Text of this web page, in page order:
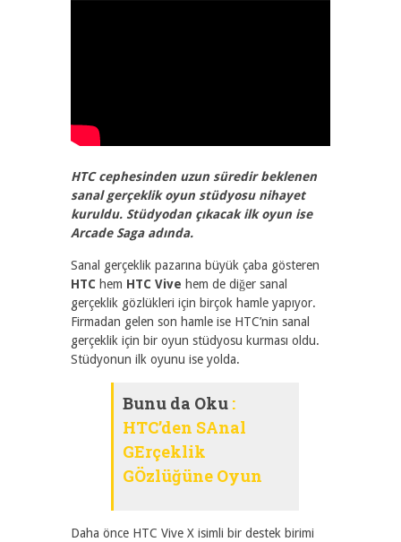
HTC cephesinden uzun süredir beklenen
sanal gerçeklik oyun stüdyosu nihayet
kuruldu. Stüdyodan çıkacak ilk oyun ise
Arcade Saga adında.
Sanal gerçeklik pazarına büyük çaba gösteren
HTC hem HTC Vive hem de diğer sanal
gerçeklik gözlükleri için birçok hamle yapıyor.
Firmadan gelen son hamle ise HTC’nin sanal
gerçeklik için bir oyun stüdyosu kurması oldu.
Stüdyonun ilk oyunu ise yolda.
Bunu da Oku :
HTC’den SAnal
GErçeklik
GÖzlüğüne Oyun
Daha önce HTC Vive X isimli bir destek birimi